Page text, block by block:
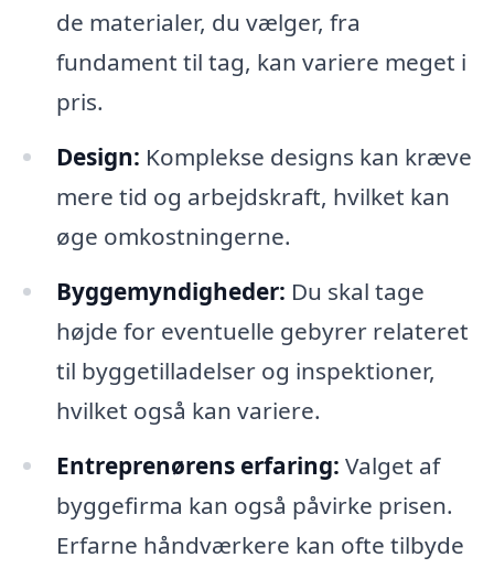
de materialer, du vælger, fra
fundament til tag, kan variere meget i
pris.
Design: Komplekse designs kan kræve
mere tid og arbejdskraft, hvilket kan
øge omkostningerne.
Byggemyndigheder: Du skal tage
højde for eventuelle gebyrer relateret
til byggetilladelser og inspektioner,
hvilket også kan variere.
Entreprenørens erfaring: Valget af
byggefirma kan også påvirke prisen.
Erfarne håndværkere kan ofte tilbyde